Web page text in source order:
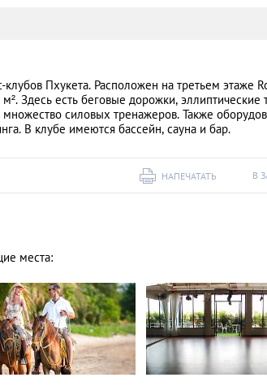
Пхукета. Расположен на третьем этаже
Здесь есть беговые дорожки, эллиптические
силовых тренажеров. Также
В клубе имеются бассейн, сауна и бар.
В
НАПЕЧАТАТЬ
места: